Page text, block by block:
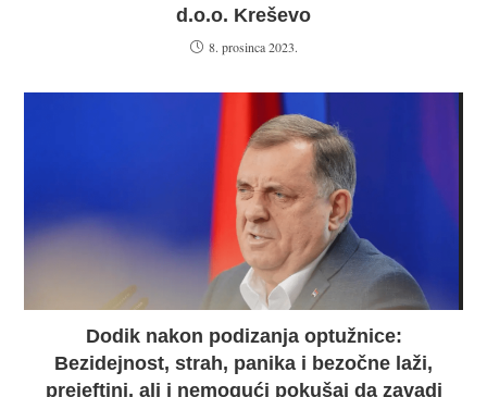
d.o.o. Kreševo
8. prosinca 2023.
Dodik nakon podizanja optužnice:
Bezidejnost, strah, panika i bezočne laži,
prejeftini, ali i nemogući pokušaj da zavadi